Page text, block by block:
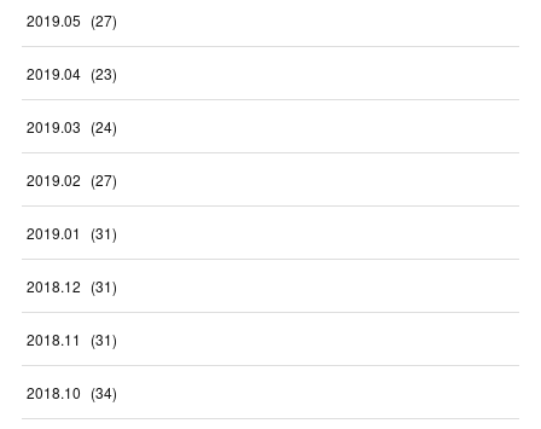
2019.05 (27)
2019.04 (23)
2019.03 (24)
2019.02 (27)
2019.01 (31)
2018.12 (31)
2018.11 (31)
2018.10 (34)